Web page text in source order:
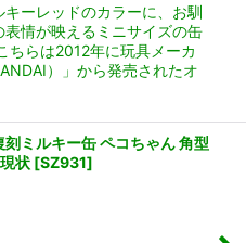
ーレッドのカラーに、お馴
情が映えるミニサイズの缶
ちらは2012年に玩具メーカ
）」から発売されたオ
ミルキー缶 ペコちゃん 角型
状 [SZ931]